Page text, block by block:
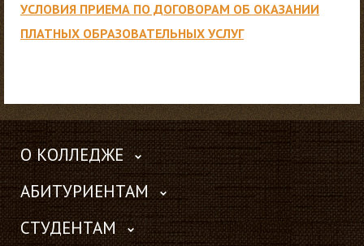
УСЛОВИЯ ПРИЕМА ПО ДОГОВОРАМ ОБ ОКАЗАНИИ
ПЛАТНЫХ ОБРАЗОВАТЕЛЬНЫХ УСЛУГ
О КОЛЛЕДЖЕ
АБИТУРИЕНТАМ
СТУДЕНТАМ